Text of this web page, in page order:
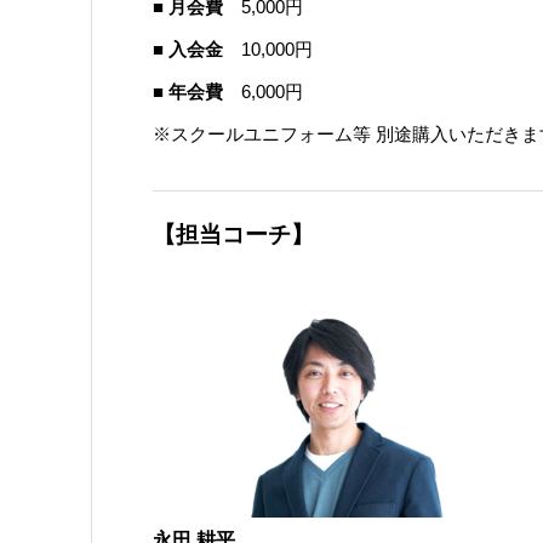
■ 月会費5,000円
■ 入会金10,000円
■ 年会費6,000円
※スクールユニフォーム等 別途購入いただきま
【担当コーチ】